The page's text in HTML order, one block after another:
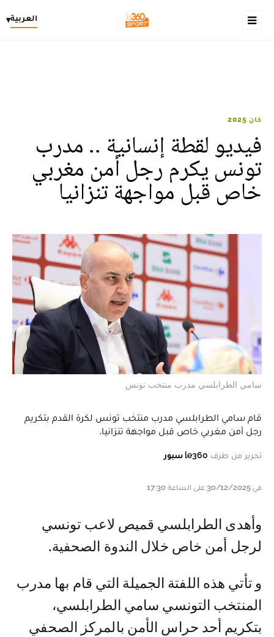
العربية▾
كان 2025
فيديو لقطة إنسانية .. مدرب
تونس يكرم رجل أمن مغربي
خاص قبل مواجهة تنزانيا
سامي الطرابلسي مدرب منتخب تونس
قام سامي الطرابلسي مدرب منتخب تونس لكرة القدم بتكريم
رجل أمن مغربي خاص قبل مواجهة تنزانيا.
تحرير من طرف le360 سبور
في 30/12/2025 على الساعة 17:30
و أهدى الطرابلسي قميص لاعب تونسي
لرجل أمن خاص خلال الندوة الصحفية.
و تأتي هذه اللفتة الجميلة التي قام بها مدرب
المنتخب التونسي سامي الطرابلسي،
بتكريم أحد حراس الأمن بالمركز الصحفي